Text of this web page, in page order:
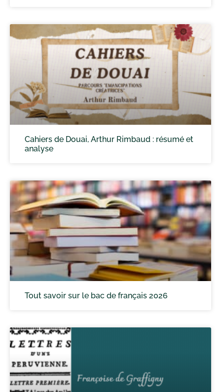
Cahiers de Douai, Arthur Rimbaud : résumé et
analyse
Tout savoir sur le bac de français 2026